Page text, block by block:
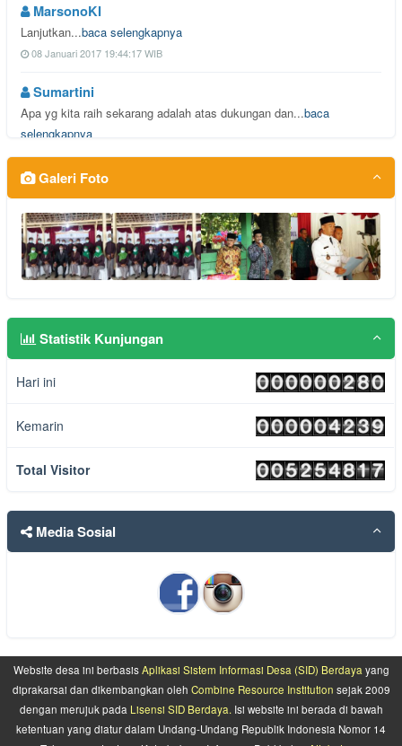
MarsonoKI
Lanjutkan...baca selengkapnya
08 Januari 2017 19:44:17 WIB
Sumartini
Apa yg kita raih sekarang adalah atas dukungan dan...baca
selengkapnya
25 Oktober 2016 23:48:20 WIB
Apa yg kita raih sekarang adalah atas dukungan dan...baca
selengkapnya
25 Oktober 2016 23:48:13 WIB
Apa yg kita raih sekarang adalah atas dukungan dan...baca
selengkapnya
25 Oktober 2016 23:48:11 WIB
Galeri Foto
Statistik Kunjungan
Hari ini
Kemarin
Total Visitor
Media Sosial
Website desa ini berbasisAplikasi Sistem Informasi Desa (SID) Berdaya yang
diprakarsai dan dikembangkan oleh Combine Resource Institution sejak 2009
dengan merujuk pada Lisensi SID Berdaya. Isi website ini berada di bawah
ketentuan yang diatur dalam Undang-Undang Republik Indonesia Nomor 14